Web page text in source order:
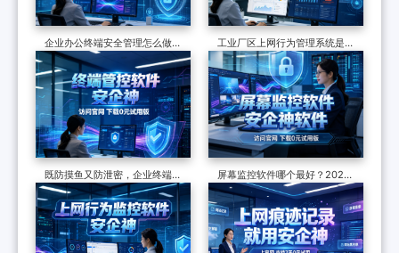
企业办公终端安全管理怎么做？
终端安全管理软件七项措施介绍
工业厂区上网行为管理系统是什
么？如何管理厂区安全？针对四
大隐患的解决方案
既防摸鱼又防泄密，​企业终端管
控软件的7大防护措施，干货分
享
屏幕监控软件哪个最好？2026
年好评度名列榜首的屏幕监控软
件推荐！